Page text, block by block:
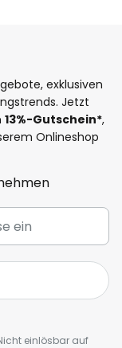
exklusiven
Jetzt
13%-Gutschein*,
Onlineshop
einlösbar auf